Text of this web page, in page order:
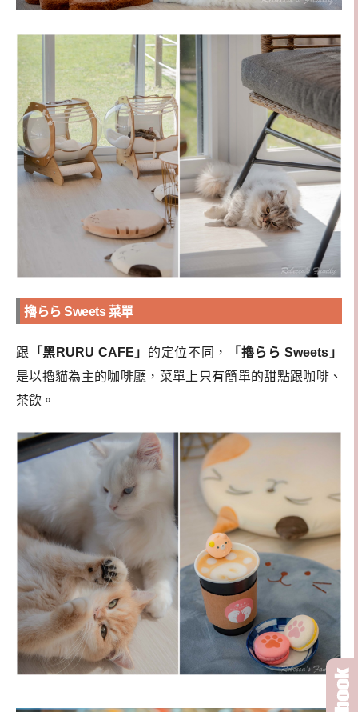
擼らら Sweets 菜單
跟 「黑RURU CAFE」 的定位不同，
「擼らら Sweets」
是以擼貓為主的咖啡廳，菜單上只有簡單的甜點跟咖啡、
茶飲。